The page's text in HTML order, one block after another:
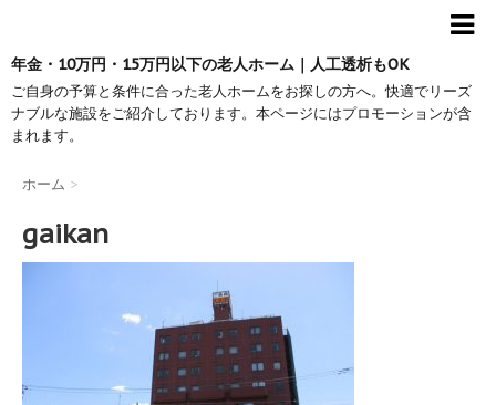
年金・10万円・15万円以下の老人ホーム｜人工透析もOK
ご自身の予算と条件に合った老人ホームをお探しの方へ。快適でリーズ
ナブルな施設をご紹介しております。本ページにはプロモーションが含
まれます。
ホーム >
gaikan